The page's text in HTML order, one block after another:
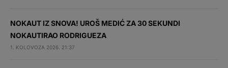
NOKAUT IZ SNOVA! UROŠ MEDIĆ ZA 30 SEKUNDI
NOKAUTIRAO RODRIGUEZA
1. KOLOVOZA 2026. 21:37